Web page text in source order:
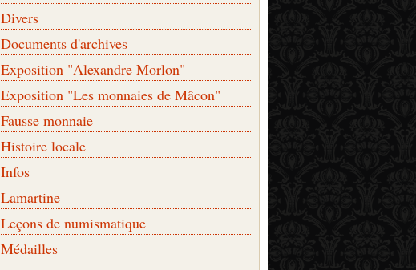
Divers
Documents d'archives
Exposition "Alexandre Morlon"
Exposition "Les monnaies de Mâcon"
Fausse monnaie
Histoire locale
Infos
Lamartine
Leçons de numismatique
Médailles